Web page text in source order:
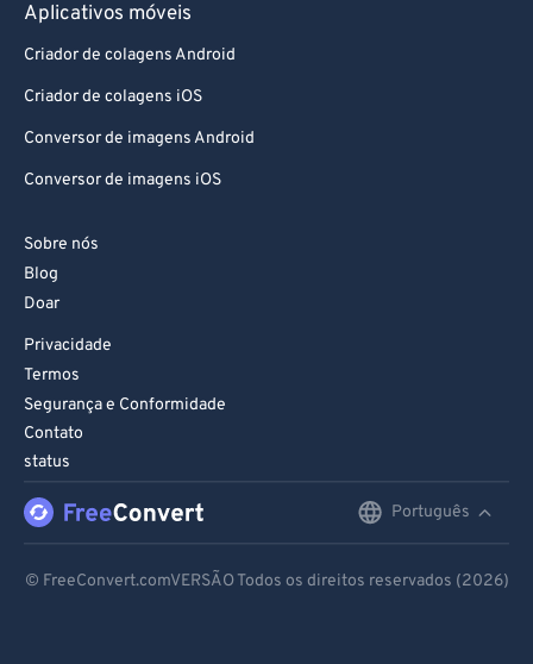
Aplicativos móveis
Criador de colagens Android
Criador de colagens iOS
Conversor de imagens Android
Conversor de imagens iOS
Sobre nós
Blog
Doar
Privacidade
Termos
Segurança e Conformidade
Contato
status
Português
© FreeConvert.comVERSÃO Todos os direitos reservados (2026)